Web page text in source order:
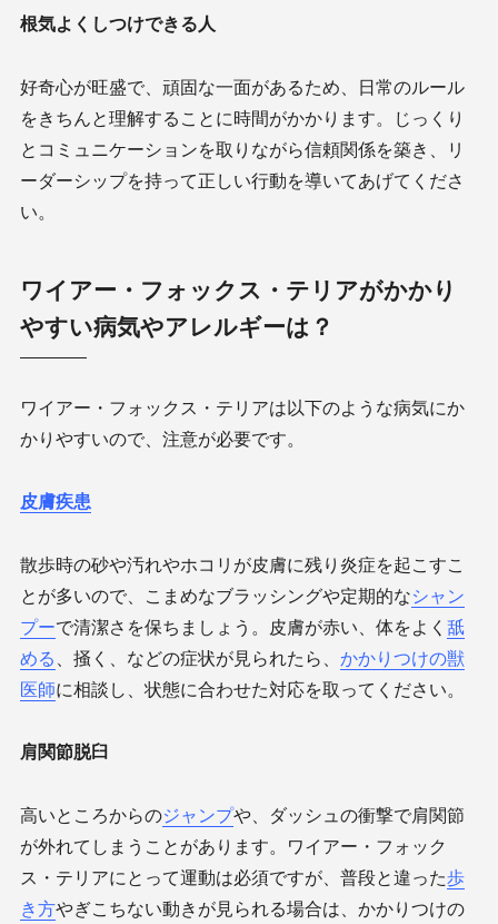
根気よくしつけできる人
好奇心が旺盛で、頑固な一面があるため、日常のルール
をきちんと理解することに時間がかかります。じっくり
とコミュニケーションを取りながら信頼関係を築き、リ
ーダーシップを持って正しい行動を導いてあげてくださ
い。
ワイアー・フォックス・テリアがかかり
やすい病気やアレルギーは？
ワイアー・フォックス・テリアは以下のような病気にか
かりやすいので、注意が必要です。
皮膚疾患
散歩時の砂や汚れやホコリが皮膚に残り炎症を起こすこ
とが多いので、こまめなブラッシングや定期的なシャン
プーで清潔さを保ちましょう。皮膚が赤い、体をよく 舐
める 、掻く、などの症状が見られたら、 かかりつけの獣
医師に相談し、状態に合わせた対応を取ってください。
肩関節脱臼
高いところからのジャンプや、ダッシュの衝撃で肩関節
が外れてしまうことがあります。ワイアー・フォック
ス・テリアにとって運動は必須ですが、普段と違った歩
き方やぎこちない動きが見られる場合は、かかりつけの